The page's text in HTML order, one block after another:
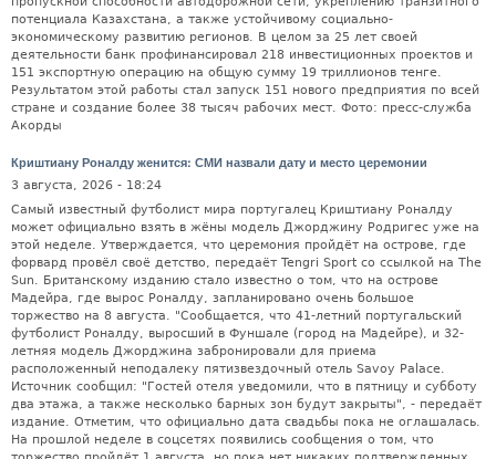
потенциала Казахстана, а также устойчивому социально-
экономическому развитию регионов. В целом за 25 лет своей
деятельности банк профинансировал 218 инвестиционных проектов и
151 экспортную операцию на общую сумму 19 триллионов тенге.
Результатом этой работы стал запуск 151 нового предприятия по всей
стране и создание более 38 тысяч рабочих мест. Фото: пресс-служба
Акорды
Криштиану Роналду женится: СМИ назвали дату и место церемонии
3 августа, 2026 - 18:24
Самый известный футболист мира португалец Криштиану Роналду
может официально взять в жёны модель Джорджину Родригес уже на
этой неделе. Утверждается, что церемония пройдёт на острове, где
форвард провёл своё детство, передаёт Tengri Sport со ссылкой на The
Sun. Британскому изданию стало известно о том, что на острове
Мадейра, где вырос Роналду, запланировано очень большое
торжество на 8 августа. "Сообщается, что 41-летний португальский
футболист Роналду, выросший в Фуншале (город на Мадейре), и 32-
летняя модель Джорджина забронировали для приема
расположенный неподалеку пятизвездочный отель Savoy Palace.
Источник сообщил: "Гостей отеля уведомили, что в пятницу и субботу
два этажа, а также несколько барных зон будут закрыты", - передаёт
издание. Отметим, что официально дата свадьбы пока не оглашалась.
На прошлой неделе в соцсетях появились сообщения о том, что